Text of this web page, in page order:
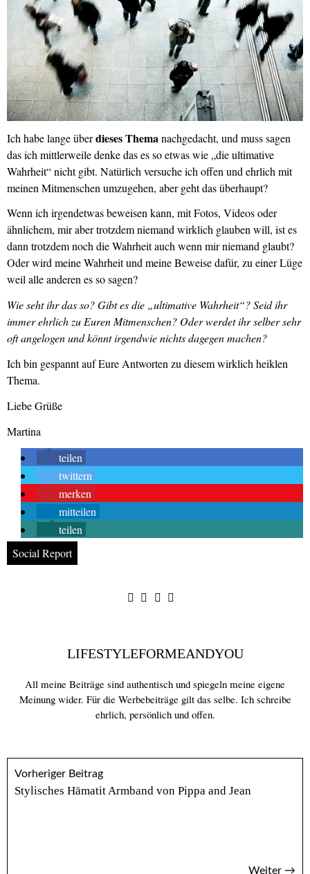
Ich habe lange überdieses Thema nachgedacht, und muss sagen
das ich mittlerweile denke das es so etwas wie „die ultimative
Wahrheit“ nicht gibt. Natürlich versuche ich offen und ehrlich mit
meinen Mitmenschen umzugehen, aber geht das überhaupt?
Wenn ich irgendetwas beweisen kann, mit Fotos, Videos oder
ähnlichem, mir aber trotzdem niemand wirklich glauben will, ist es
dann trotzdem noch die Wahrheit auch wenn mir niemand glaubt?
Oder wird meine Wahrheit und meine Beweise dafür, zu einer Lüge
weil alle anderen es so sagen?
Wie seht ihr das so? Gibt es die „ultimative Wahrheit“? Seid ihr
immer ehrlich zu Euren Mitmenschen? Oder werdet ihr selber sehr
oft angelogen und könnt irgendwie nichts dagegen machen?
Ich bin gespannt auf Eure Antworten zu diesem wirklich heiklen
Thema.
Liebe Grüße
Martina
teilen
twittern
merken
mitteilen
teilen
Social Report
LIFESTYLEFORMEANDYOU
All meine Beiträge sind authentisch und spiegeln meine eigene
Meinung wider. Für die Werbebeiträge gilt das selbe. Ich schreibe
ehrlich, persönlich und offen.
Vorheriger Beitrag
Stylisches Hämatit Armband von Pippa and Jean
Weiter →